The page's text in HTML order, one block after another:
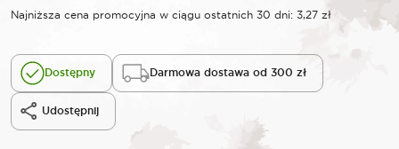
Najniższa cena promocyjna w ciągu ostatnich 30 dni: 3,27 zł
Dostępny Darmowa dostawa od 300 zł
Udostępnij